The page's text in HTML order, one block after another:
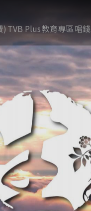
)TVB Plus教育專區唱錢